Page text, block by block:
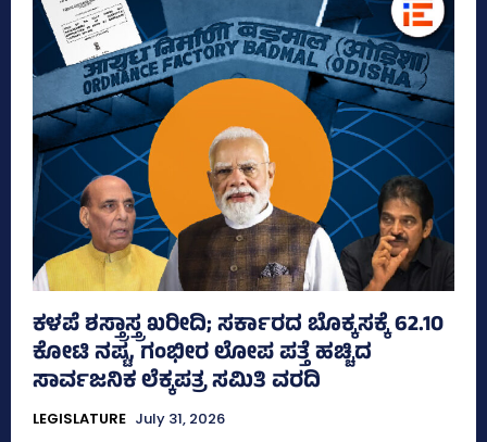
ಕಳಪೆ ಶಸ್ತ್ರಾಸ್ತ್ರ ಖರೀದಿ; ಸರ್ಕಾರದ ಬೊಕ್ಕಸಕ್ಕೆ 62.10
ಕೋಟಿ ನಷ್ಟ, ಗಂಭೀರ ಲೋಪ ಪತ್ತೆ ಹಚ್ಚಿದ
ಸಾರ್ವಜನಿಕ ಲೆಕ್ಕಪತ್ರ ಸಮಿತಿ ವರದಿ
LEGISLATURE July 31, 2026